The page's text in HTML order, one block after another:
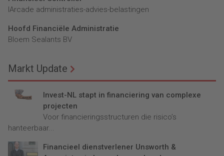
lArcade administraties-advies-belastingen
Hoofd Financiële Administratie
Bloem Sealants BV
Markt Update
Invest-NL stapt in financiering van complexe
projecten
Voor financieringsstructuren die risico’s
hanteerbaar...
Financieel dienstverlener Unsworth &